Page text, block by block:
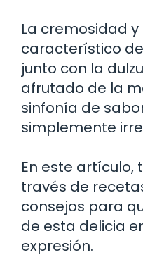
La cremosidad
característico
junto con la
afrutado de la
sinfonía de
simplemente
En este artículo,
través de
consejos para
de esta delicia
expresión.